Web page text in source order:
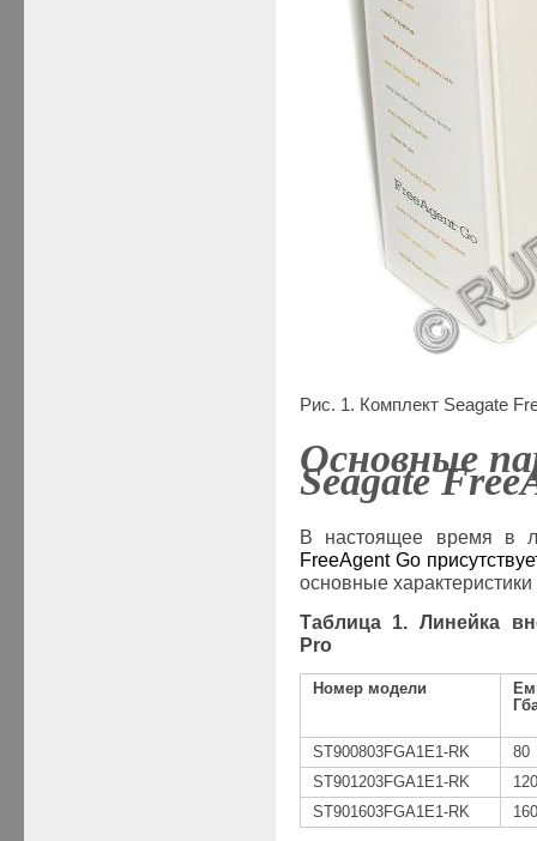
Рис. 1. Комплект Seagate
Основные
Seagate
В настоящее время в
FreeAgent Go
основные
Таблица 1. Линейка
Pro
Номер модели
ST900803FGA1E1-RK
80
ST901203FGA1E1-RK
120
ST901603FGA1E1-RK 160